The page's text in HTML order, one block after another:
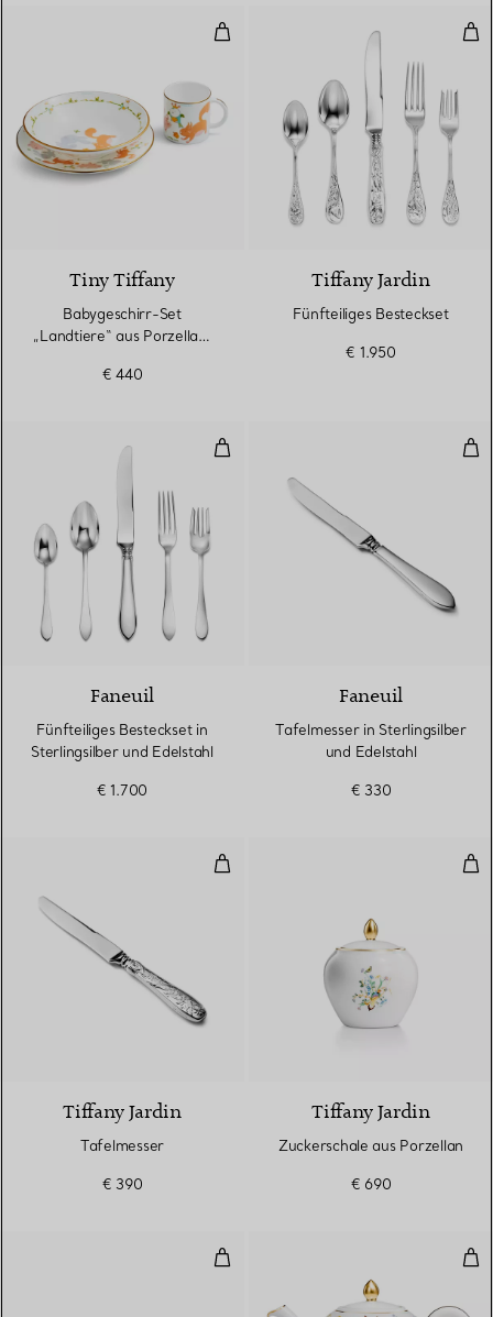
Babygeschirr-Set „Landtiere“
Tiny Tiffany
Babygeschirr-Set
„Landtiere“ aus Porzellan,
€ 440
Tiffany Jardin
Fünfteiliges Besteckset
€ 1.950
Fünfteiliges Besteckset in
Faneuil
Fünfteiliges Besteckset in
Sterlingsilber und Edelstahl
€ 1.700
Faneuil
Tafelmesser in Sterlingsilber
und Edelstahl
€ 330
Tafelmesser
Tiffany Jardin
Tafelmesser
€ 390
Tiffany Jardin
Zuckerschale aus Porzellan
€ 690
Milchkännchen aus Porzellan